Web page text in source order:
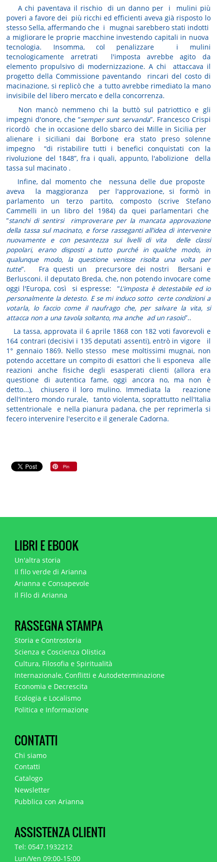
A chi paventava il rischio di un danno per i mulini più
poveri a favore dei più ricchi ed efficienti aveva già risposto lo
stesso Sella, affermando che i mugnai sarebbero stati indotti
a migliorare le proprie macchine investendo capitali in nuova
tecnologia. Insomma, col penalizzare i mulini
tecnologicamente arretrati l'imposta avrebbe agito da
elemento propulsivo di modernizzazione. A chi attaccava il
progetto della Commissione paventando rincari del costo di
macinazione, si replicò che a tutto avrebbe rimediato la mano
invisibile del libero mercato e della concorrenza.
Non mancò nemmeno chi la buttò sul patriottico e gli
impegni d'onore, che “semper sunt servanda”. Francesco Crispi
ricordò che in occasione dello sbarco dei Mille in Sicilia per
alienare i siciliani dai Borbone era stato preso solenne
impegno “di ristabilire tutti i benefici conquistati con la
rivoluzione del 1848”, fra i quali, appunto, l'abolizione della
tassa sul macinato .
Infine, dal momento che nessuna delle due proposte
aveva la maggioranza per l'approvazione, si formò in
parlamento un terzo partito, composto (scrive Stefano
Cammelli in un libro del 1984) da quei parlamentari che
“stanchi di sentirsi rimproverare per la mancata approvazione
della tassa sul macinato, e forse rasseganti all'idea di intervenire
nuovamente e con pesantezza sui livelli di vita delle classi
popolari, erano disposti a tutto purché in qualche modo, in
qualunque modo, la questione venisse risolta una volta per
tutte”. Fra questi un precursore dei nostri Bersani e
Berlusconi. il deputato Breda, che, non potendo invocare come
oggi l'Europa, così si espresse: “L'imposta è detestabile ed io
personalmente la detesto. E se mi induco sotto certe condizioni a
votarla, lo faccio come il naufrago che, per salvare la vita, si
attacca non a una tavola soltanto, ma anche ad un rasoio”..
La tassa, approvata il 6 aprile 1868 con 182 voti favorevoli e
164 contrari (decisivi i 135 deputati assenti), entrò in vigore il
1° gennaio 1869. Nello stesso mese moltissimi mugnai, non
potendo accettare un compito di esattori che li esponeva alle
reazioni anche fisiche degli esasperati clienti (allora era
questione di autentica fame, oggi ancora no, ma non è
detto...), chiusero il loro mulino. Immediata la reazione
dell'intero mondo rurale, tanto violenta, soprattutto nell'Italia
settentrionale e nella pianura padana, che per reprimerla si
fecero intervenire l'esercito e il generale Cadorna.
LIBRI E EBOOK
Un'altra storia
Il filo verde di Arianna
Arianna e Consapevole
Il Filo di Arianna
RASSEGNA STAMPA
Storia e Controstoria
Scienza e Coscienza Olistica
Cultura, Filosofia e Spiritualità
Internazionale, Conflitti e Autodeterminazione
Economia e Decrescita
Ecologia e Localismo
Politica e Informazione
CONTATTI
Chi siamo
Contatti
Catalogo
Newsletter
Pubblica con Arianna
ASSISTENZA CLIENTI
Tel: 0547.1932212
Lun/Ven 09:00-15:00